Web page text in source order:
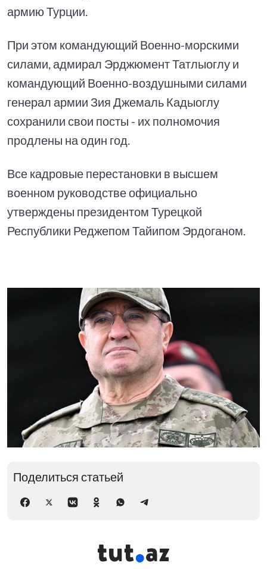
армию Турции.
При этом командующий Военно-морскими
силами, адмирал Эрджюмент Татлыоглу и
командующий Военно-воздушными силами
генерал армии Зия Джемаль Кадыоглу
сохранили свои посты - их полномочия
продлены на один год.
Все кадровые перестановки в высшем
военном руководстве официально
утверждены президентом Турецкой
Республики Реджепом Тайипом Эрдоганом.
Поделиться статьей